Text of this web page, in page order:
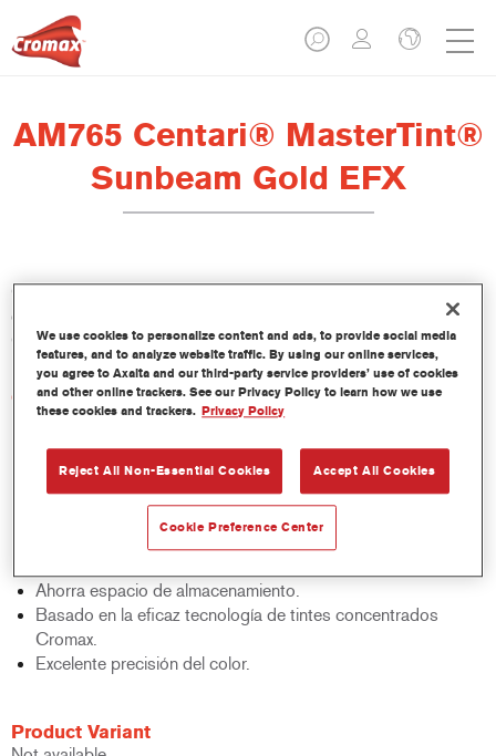
AM765 Centari® MasterTint®
Sunbeam Gold EFX
Centari Mastertint es un tinte concentrado de base disolvente
que forma parte de las gamas de acabado y bases bicapa
Centari.
Características del producto
Sistema de pintado de base disolvente, único por su
versatilidad y facilidad de uso.
Una sola máquina de mezcla proporciona todas las
calidades de base disolvente: medios y altos sólidos,
acabados y bases bicapa.
Ahorra espacio de almacenamiento.
Basado en la eficaz tecnología de tintes concentrados
Cromax.
Excelente precisión del color.
Product Variant
We use cookies to personalize content and ads, to provide social media
features, and to analyze website traffic. By using our online services,
you agree to Axalta and our third-party service providers’ use of cookies
and other online trackers. See our Privacy Policy to learn how we use
these cookies and trackers. Privacy Policy
Reject All Non-Essential Cookies Accept All Cookies
Cookie Preference Center